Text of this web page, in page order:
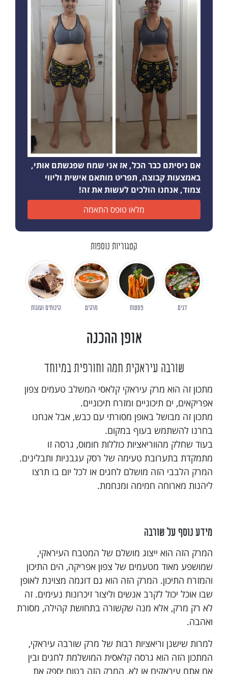
אם ניסיתם כבר הכל, אז אני שמח שפגשתם אותי,
באמצעות קבוצה, תפריט מותאם אישית וליווי
צמוד, אנחנו הולכים לעשות את זה!
מלאו טופס התאמה
קטגוריות נוספות
דגים פסטות מרקים קינוחים ועוגות
אופן ההכנה
שורבה עיראקית חמה וחורפית במיוחד
מתכון זה הוא מרק עיראקי קלאסי המשלב טעמים צפון
אפריקאים, ים תיכוניים ומזרח תיכוניים.
מתכון זה מבושל באופן מסורתי עם כבש, אבל אנחנו
בחרנו להשתמש בעוף במקום.
בעוד שחלק מהווריאציות כוללות חומוס, גרסה זו
מתמקדת בתערובת טעימה של רסק עגבניות ותבלינים.
המרק הלבבי הזה מושלם לחגים או לכל יום בו תרצו
ליהנות מארוחה חמימה ומנחמת.
מידע נוסף על שורבה
המרק הזה הוא ייצוג מושלם של המטבח העיראקי,
שמושפע מאוד מטעמים של צפון אפריקה, הים התיכון
והמזרח התיכון. המרק הזה הוא גם דוגמה מצוינת לאופן
שבו אוכל יכול לקרב אנשים וליצור זיכרונות נעימים. זה
לא רק מרק, אלא מנה שקשורה בתחושת קהילה, מסורת
ואהבה.
למרות שישנן וריאציות רבות של מרק שורבה עיראקי,
המתכון הזה הוא גרסה קלאסית המושלמת לחגים ובין
אם אתם עיראקים או לא, המרק הזה בטוח יספק את